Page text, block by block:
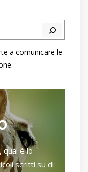
a comunicare le
qual è lo
scritti su di